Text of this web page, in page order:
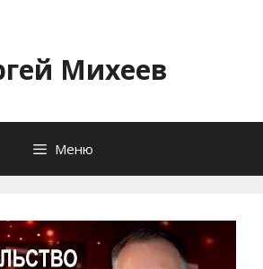
Михеев
Меню